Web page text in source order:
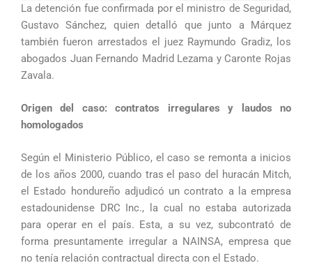
La detención fue confirmada por el ministro de Seguridad,
Gustavo Sánchez, quien detalló que junto a Márquez
también fueron arrestados el juez Raymundo Gradiz, los
abogados Juan Fernando Madrid Lezama y Caronte Rojas
Zavala.
Origen del caso: contratos irregulares y laudos no
homologados
Según el Ministerio Público, el caso se remonta a inicios
de los años 2000, cuando tras el paso del huracán Mitch,
el Estado hondureño adjudicó un contrato a la empresa
estadounidense DRC Inc., la cual no estaba autorizada
para operar en el país. Esta, a su vez, subcontrató de
forma presuntamente irregular a NAINSA, empresa que
no tenía relación contractual directa con el Estado.